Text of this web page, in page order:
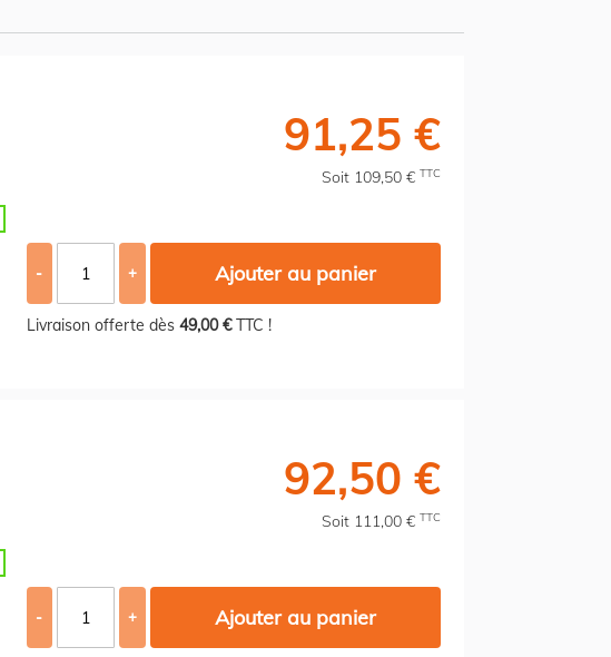
91,25 €
Soit 109,50 € TTC
- + Ajouter au panier
Livraison offerte dès 49,00 €TTC !
92,50 €
Soit 111,00 € TTC
- + Ajouter au panier